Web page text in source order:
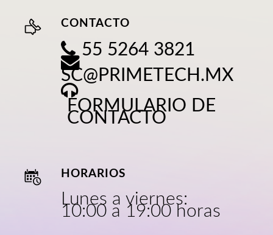
CONTACTO
55 5264 3821
SC@PRIMETECH.MX
FORMULARIO DE
CONTACTO
HORARIOS
Lunes a viernes:
10:00 a 19:00 horas